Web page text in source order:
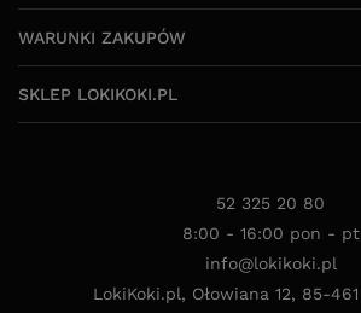
WARUNKI ZAKUPÓW
SKLEP LOKIKOKI.PL
52 325 20 80
8:00 - 16:00 pon - pt
info@lokikoki.pl
LokiKoki.pl, Ołowiana 12, 85-461